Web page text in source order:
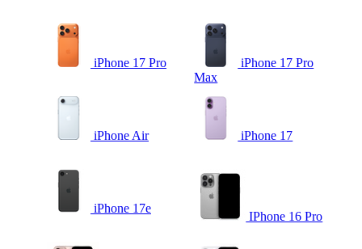
iPhone 17 Pro
iPhone 17 Pro
Max
iPhone Air iPhone 17
iPhone 17e
IPhone 16 Pro